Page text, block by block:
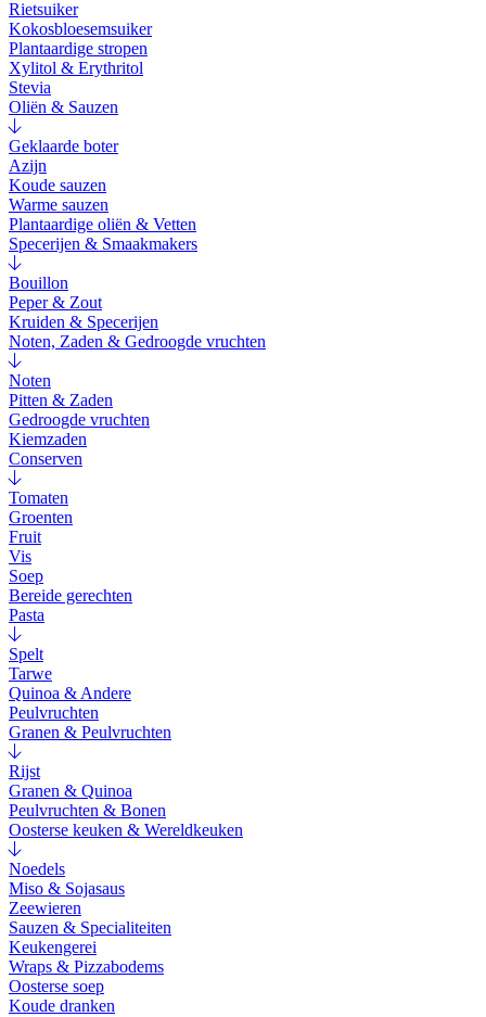
Rietsuiker
Kokosbloesemsuiker
Plantaardige stropen
Xylitol & Erythritol
Stevia
Oliën & Sauzen
Geklaarde boter
Azijn
Koude sauzen
Warme sauzen
Plantaardige oliën & Vetten
Specerijen & Smaakmakers
Bouillon
Peper & Zout
Kruiden & Specerijen
Noten, Zaden & Gedroogde vruchten
Noten
Pitten & Zaden
Gedroogde vruchten
Kiemzaden
Conserven
Tomaten
Groenten
Fruit
Vis
Soep
Bereide gerechten
Pasta
Spelt
Tarwe
Quinoa & Andere
Peulvruchten
Granen & Peulvruchten
Rijst
Granen & Quinoa
Peulvruchten & Bonen
Oosterse keuken & Wereldkeuken
Noedels
Miso & Sojasaus
Zeewieren
Sauzen & Specialiteiten
Keukengerei
Wraps & Pizzabodems
Oosterse soep
Koude dranken